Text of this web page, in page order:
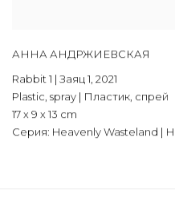
АННА АНДРЖИЕВСКАЯ
Rabbit 1 | Заяц 1 2021
Plastic, spray | Пластик, спрей
17 х 9 х 13 cm
Серия: Heavenly Wasteland |